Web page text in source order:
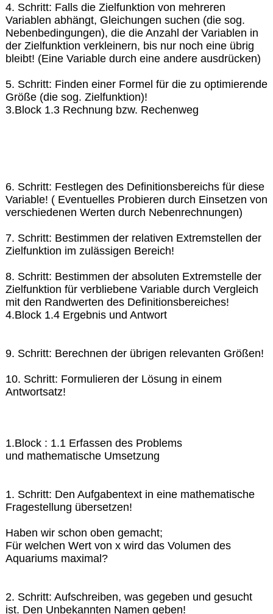
4. Schritt: Falls die Zielfunktion von mehreren
Variablen abhängt, Gleichungen suchen (die sog.
Nebenbedingungen), die die Anzahl der Variablen in
der Zielfunktion verkleinern, bis nur noch eine übrig
bleibt! (Eine Variable durch eine andere ausdrücken)
5. Schritt: Finden einer Formel für die zu optimierende
Größe (die sog. Zielfunktion)!
3.Block 1.3 Rechnung bzw. Rechenweg
6. Schritt: Festlegen des Definitionsbereichs für diese
Variable! ( Eventuelles Probieren durch Einsetzen von
verschiedenen Werten durch Nebenrechnungen)
7. Schritt: Bestimmen der relativen Extremstellen der
Zielfunktion im zulässigen Bereich!
8. Schritt: Bestimmen der absoluten Extremstelle der
Zielfunktion für verbliebene Variable durch Vergleich
mit den Randwerten des Definitionsbereiches!
4.Block 1.4 Ergebnis und Antwort
9. Schritt: Berechnen der übrigen relevanten Größen!
10. Schritt: Formulieren der Lösung in einem
Antwortsatz!
1.Block : 1.1 Erfassen des Problems
und mathematische Umsetzung
1. Schritt: Den Aufgabentext in eine mathematische
Fragestellung übersetzen!
Haben wir schon oben gemacht;
Für welchen Wert von x wird das Volumen des
Aquariums maximal?
2. Schritt: Aufschreiben, was gegeben und gesucht
ist. Den Unbekannten Namen geben!